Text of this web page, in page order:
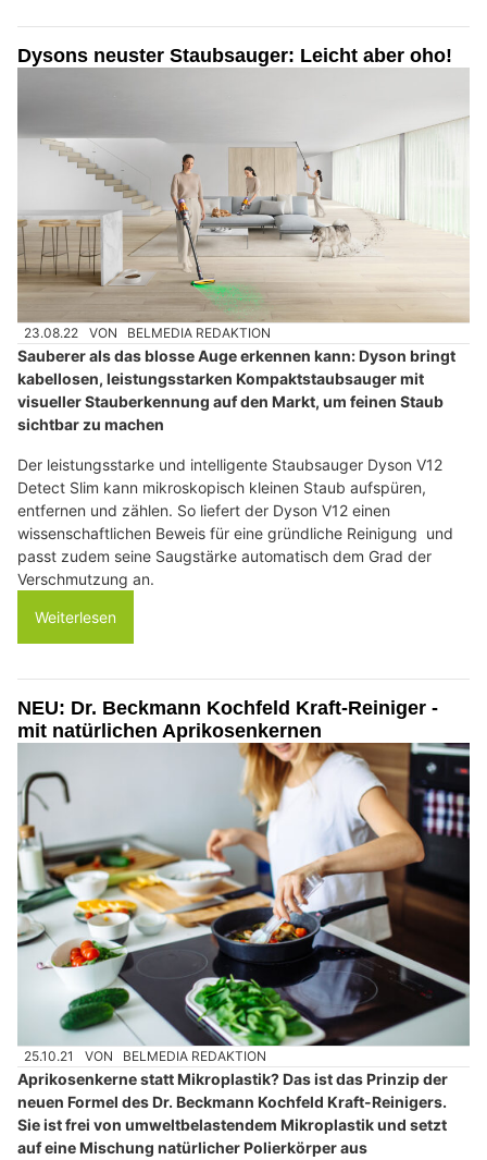
Dysons neuster Staubsauger: Leicht aber oho!
23.08.22 VON BELMEDIA REDAKTION
Sauberer als das blosse Auge erkennen kann: Dyson bringt
kabellosen, leistungsstarken Kompaktstaubsauger mit
visueller Stauberkennung auf den Markt, um feinen Staub
sichtbar zu machen
Der leistungsstarke und intelligente Staubsauger Dyson V12
Detect Slim kann mikroskopisch kleinen Staub aufspüren,
entfernen und zählen. So liefert der Dyson V12 einen
wissenschaftlichen Beweis für eine gründliche Reinigung und
passt zudem seine Saugstärke automatisch dem Grad der
Verschmutzung an.
Weiterlesen
NEU: Dr. Beckmann Kochfeld Kraft-Reiniger -
mit natürlichen Aprikosenkernen
25.10.21 VON BELMEDIA REDAKTION
Aprikosenkerne statt Mikroplastik? Das ist das Prinzip der
neuen Formel des Dr. Beckmann Kochfeld Kraft-Reinigers.
Sie ist frei von umweltbelastendem Mikroplastik und setzt
auf eine Mischung natürlicher Polierkörper aus